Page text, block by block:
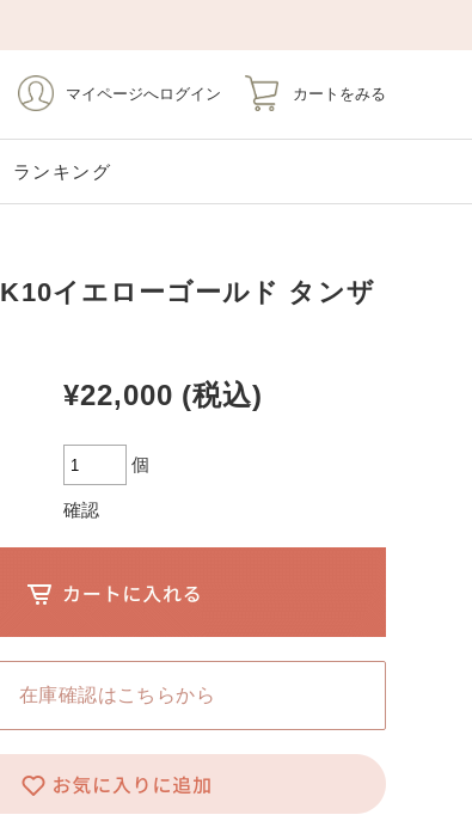
マイページへログイン カートをみる
Earrings
イヤリング
Silver
シルバー
Stainless
ステンレス
Emerald
5月 エメラルド
Pearl
6月 パール
Opal
Tourmaline
10月 トルマリン
ホームページ
ランキング
イエローゴールド タンザ
¥22,000 (税込)
個
確認
在庫確認はこちらから